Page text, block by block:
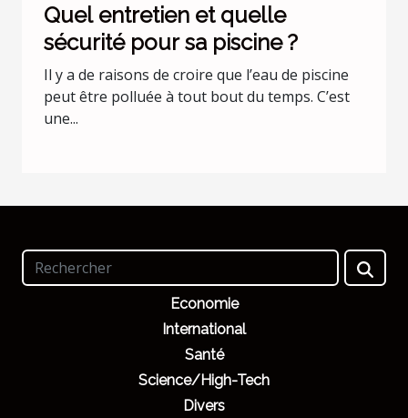
Quel entretien et quelle
sécurité pour sa piscine ?
Il y a de raisons de croire que l’eau de piscine
peut être polluée à tout bout du temps. C’est
une...
Economie
International
Santé
Science/High-Tech
Divers